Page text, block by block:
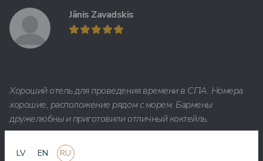
Jānis Zavadskis
Хороший отель для проведения времени в СПА. Номера
хорошие, расположение рядом с морем. Бармены
дружелюбны и приготовили отличный коктейль.
Aleks Aves
LV EN RU